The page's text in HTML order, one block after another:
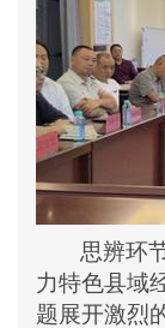
思辨环
力特色县域
题展开激烈